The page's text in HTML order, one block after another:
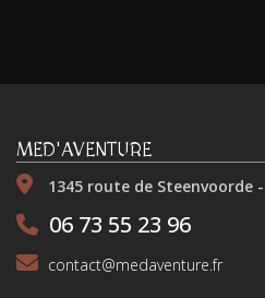
MED'AVENTURE
1345 route de Steenvoorde
06 73 55 23 96
contact@medaventure.fr